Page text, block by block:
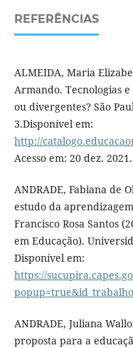
REFERÊNCIAS
ALMEIDA, Maria
Armando. Tecnologias
ou divergentes? São
3.Disponível em:
http://
Acesso em: 20 dez. 2021.
ANDRADE, Fabiana de
estudo da
Francisco Rosa Santos
em Educação).
Disponível em:
https://
ANDRADE, Juliana
proposta para a